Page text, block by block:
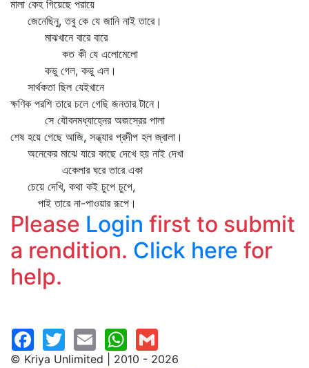
মালা কেহ গিয়েছে পরায়ে
জেনেছিনু, তবু কে যে জানি নাই তারে।
মাঝখানে বারে বারে
কত কী যে এলোমেলো
কভু গেল, কভু এল।
সার্থকতা ছিল যেইখানে
ক্ষণিক পরশি তারে চলে গেছি জনতার টানে।
সে যৌবনমধ্যাহ্নের অজস্রের পালা
শেষ হয়ে গেছে আজি, সন্ধ্যার প্রদীপ হল জ্বালা।
অনেকের মাঝে যারে কাছে দেখে হয় নাই দেখা
একেলার ঘরে তারে একা
চেয়ে দেখি, কথা কই চুপে চুপে,
পাই তারে না-পাওয়ার রূপে।
Please Login first to submit
a rendition. Click here for
help.
© Kriya Unlimited | 2010 - 2026